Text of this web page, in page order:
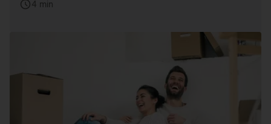
4 min